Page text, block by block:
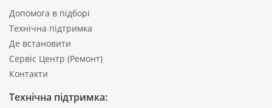
Допомога в підборі
Технічна підтримка
Де встановити
Сервіс Центр (Ремонт)
Контакти
Технічна підтримка: